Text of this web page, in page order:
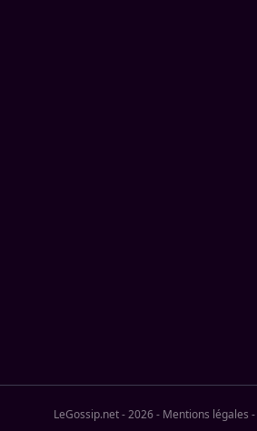
LeGossip.net - 2026- Mentions légales -